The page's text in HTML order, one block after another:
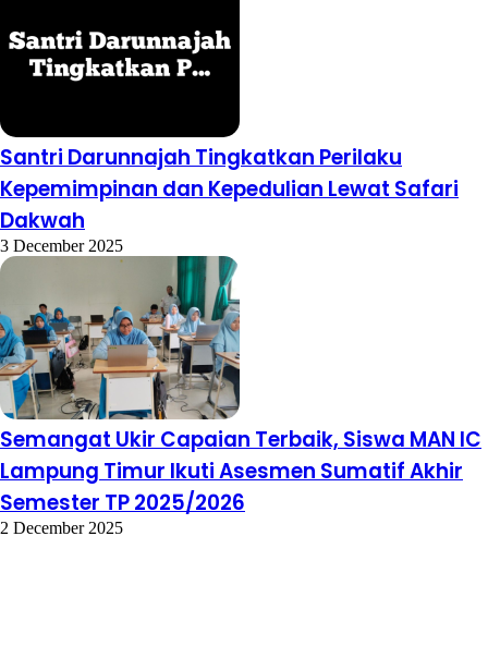
Santri Darunnajah Tingkatkan Perilaku
Kepemimpinan dan Kepedulian Lewat Safari
Dakwah
3 December 2025
Semangat Ukir Capaian Terbaik, Siswa MAN IC
Lampung Timur Ikuti Asesmen Sumatif Akhir
Semester TP 2025/2026
2 December 2025